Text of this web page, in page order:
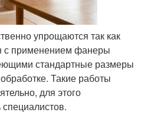
упрощаются так как
с применением фанеры
стандартные размеры
Такие работы
для этого